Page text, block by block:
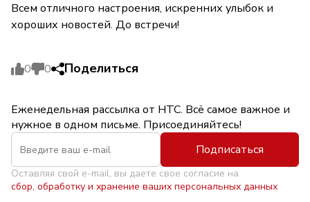
Всем отличного настроения, искренних улыбок и
хороших новостей. До встречи!
0 0 Поделиться
Еженедельная рассылка от НТС. Всё самое важное и
нужное в одном письме. Присоединяйтесь!
Подписаться
Оставляя свой e-mail, вы даете свое согласие на
сбор, обработку и хранение ваших персональных данных